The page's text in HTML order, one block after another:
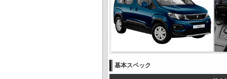
基本スペック